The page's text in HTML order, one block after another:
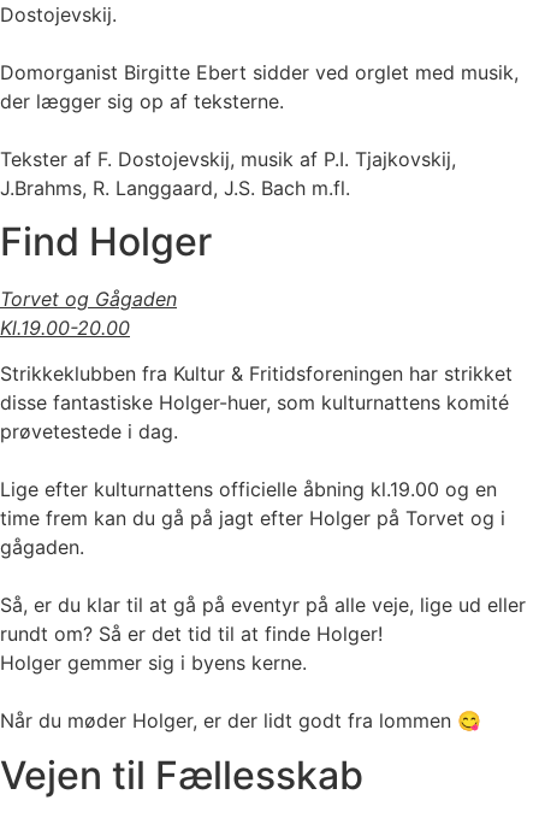
Dostojevskij.
Domorganist Birgitte Ebert sidder ved orglet med musik,
der lægger sig op af teksterne.
Tekster af F. Dostojevskij, musik af P.I. Tjajkovskij,
J.Brahms, R. Langgaard, J.S. Bach m.fl.
Find Holger
Torvet og Gågaden
Kl.19.00-20.00
Strikkeklubben fra Kultur & Fritidsforeningen har strikket
disse fantastiske Holger-huer, som kulturnattens komité
prøvetestede i dag.
Lige efter kulturnattens officielle åbning kl.19.00 og en
time frem kan du gå på jagt efter Holger på Torvet og i
gågaden.
Så, er du klar til at gå på eventyr på alle veje, lige ud eller
rundt om? Så er det tid til at finde Holger!
Holger gemmer sig i byens kerne.
Når du møder Holger, er der lidt godt fra lommen 😋
Vejen til Fællesskab